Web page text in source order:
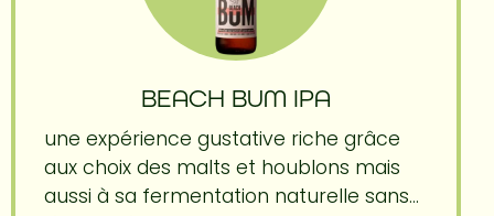
BEACH BUM IPA
une expérience gustative riche grâce
aux choix des malts et houblons mais
aussi à sa fermentation naturelle sans...